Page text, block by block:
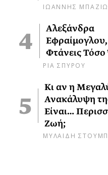
ΙΩΑΝΝΗΣ
Αλεξάνδρα
Φτάνεις
ΡΙΑ ΣΠΥΡΟΥ
Κι αν η
Ανακάλυψη
Είναι…
Ζωή;
ΜΥΛΑΙΔΗ